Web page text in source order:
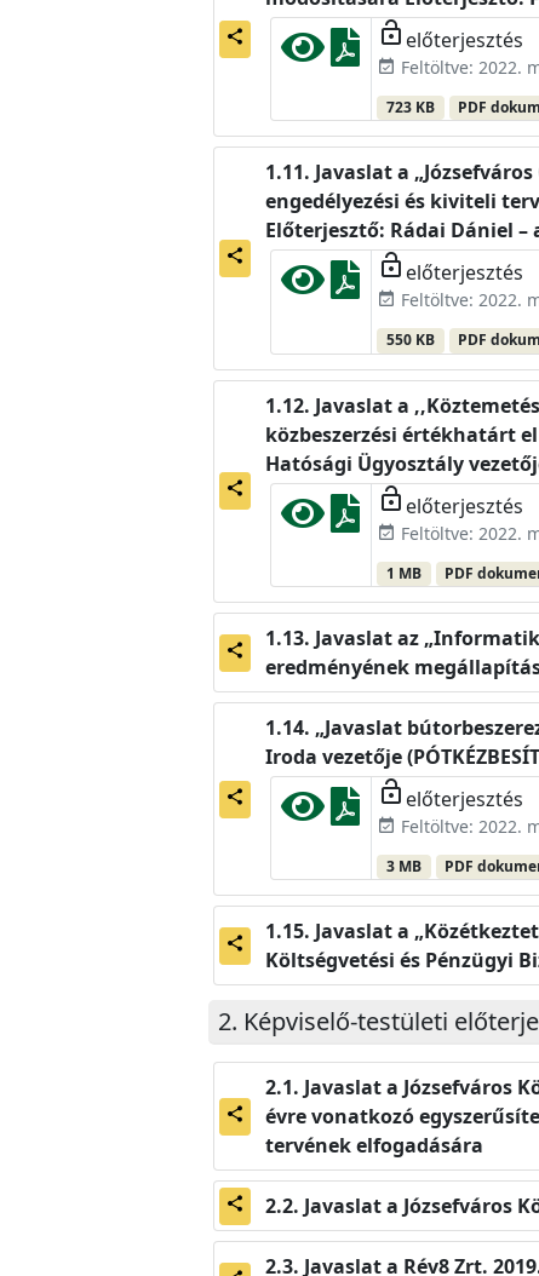
share lock_open előterjesztés
event_available Feltöltve: 2022.
723 KB PDF
share
Javaslat a
engedélyezési és kiviteli
Előterjesztő: Rádai Dániel –
lock_open előterjesztés
event_available Feltöltve: 2022.
550 KB PDF
share
Javaslat a
közbeszerzési értékhatárt
Hatósági Ügyosztály
lock_open előterjesztés
event_available Feltöltve: 2022.
1 MB PDF
share
Javaslat az
eredményének
share
„Javaslat
Iroda vezetője
lock_open előterjesztés
event_available Feltöltve: 2022.
3 MB PDF
share
Javaslat a
Költségvetési és Pénzügyi
Képviselő-testületi
share
Javaslat a Józsefváros
évre vonatkozó
tervének elfogadására
share Javaslat a Józsefváros
Javaslat a Rév8 Zrt.